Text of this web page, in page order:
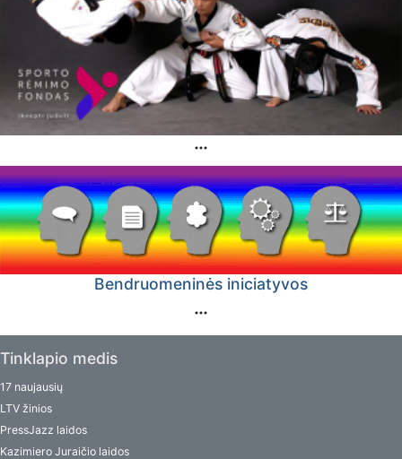
Bendruomeninės iniciatyvos
Tinklapio medis
17 naujausių
LTV žinios
PressJazz laidos
Kazimiero Juraičio laidos